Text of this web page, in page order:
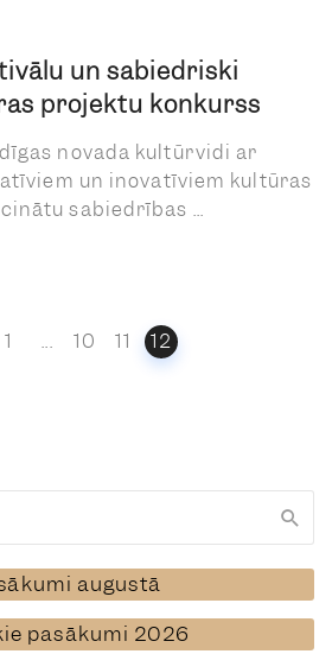
un sabiedriski
projektu konkurss
novada kultūrvidi ar
un inovatīviem kultūras
sabiedrības ...
1 ... 10 11 12
augustā
pasākumi 2026